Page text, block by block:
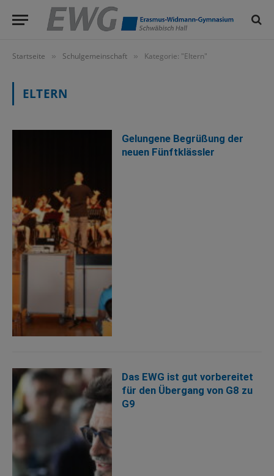
Startseite » Schulgemeinschaft » Kategorie: "Eltern"
ELTERN
Gelungene Begrüßung der
neuen Fünftklässler
Das EWG ist gut vorbereitet
für den Übergang von G8 zu
G9